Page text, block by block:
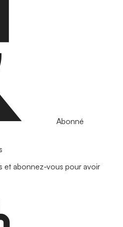
Abonné
et abonnez-vous pour avoir